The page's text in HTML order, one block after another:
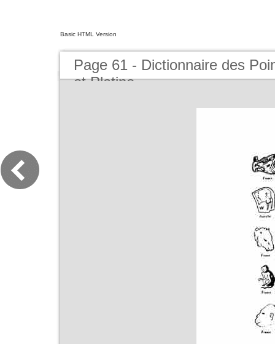
Basic HTML Version
Page 61 - Dictionnaire des
et Platine